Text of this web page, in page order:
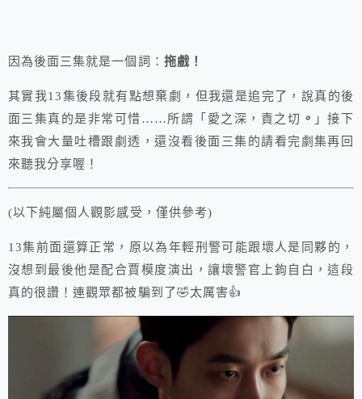
因為後面三集就是一個詞： 拖戲！
其實我13集後段就有點想棄劇，但我還是追完了，說真的後
面三集真的是非常可惜……所謂「愛之深，責之切 。 」接下
來我會大量吐槽跟劇透，還沒看後面三集的請看完劇集再回
來聽我分享喔！
(以下純屬個人觀影感受，僅供參考)
13集前面還算正常，原以為年輕刑警可能跟壞人是同夥的，
沒想到最後他是配合賈模度演出，讓壞警官上鉤自白，這段
真的很讚！連觀眾都被騙到了🤣太厲害👍